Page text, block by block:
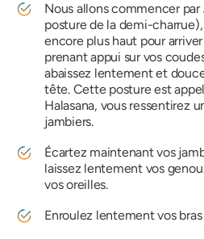
Nous allons commencer par
posture de la demi-
encore plus haut pour
prenant appui sur vos
abaissez lentement et
tête. Cette posture est
Halasana, vous ressentirez
jambiers.
Écartez maintenant vos
laissez lentement vos
vos oreilles.
Enroulez lentement vos